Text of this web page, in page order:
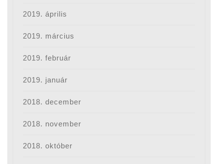
2019. április
2019. március
2019. február
2019. január
2018. december
2018. november
2018. október